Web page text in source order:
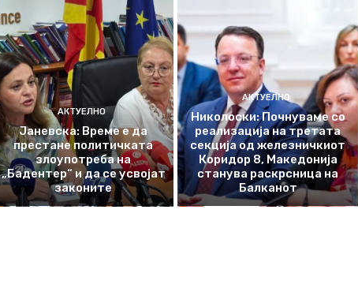
АКТУЕЛНО
Јаневска: Време е да
престане политичката
злоупотреба на
„Бадентер“ и да се усвојат
законите
АКТУЕЛНО
Николоски: Почнуваме со
реализација на третата
секција од железничкиот
Коридор 8, Македонија
станува раскрсница на
Балканот